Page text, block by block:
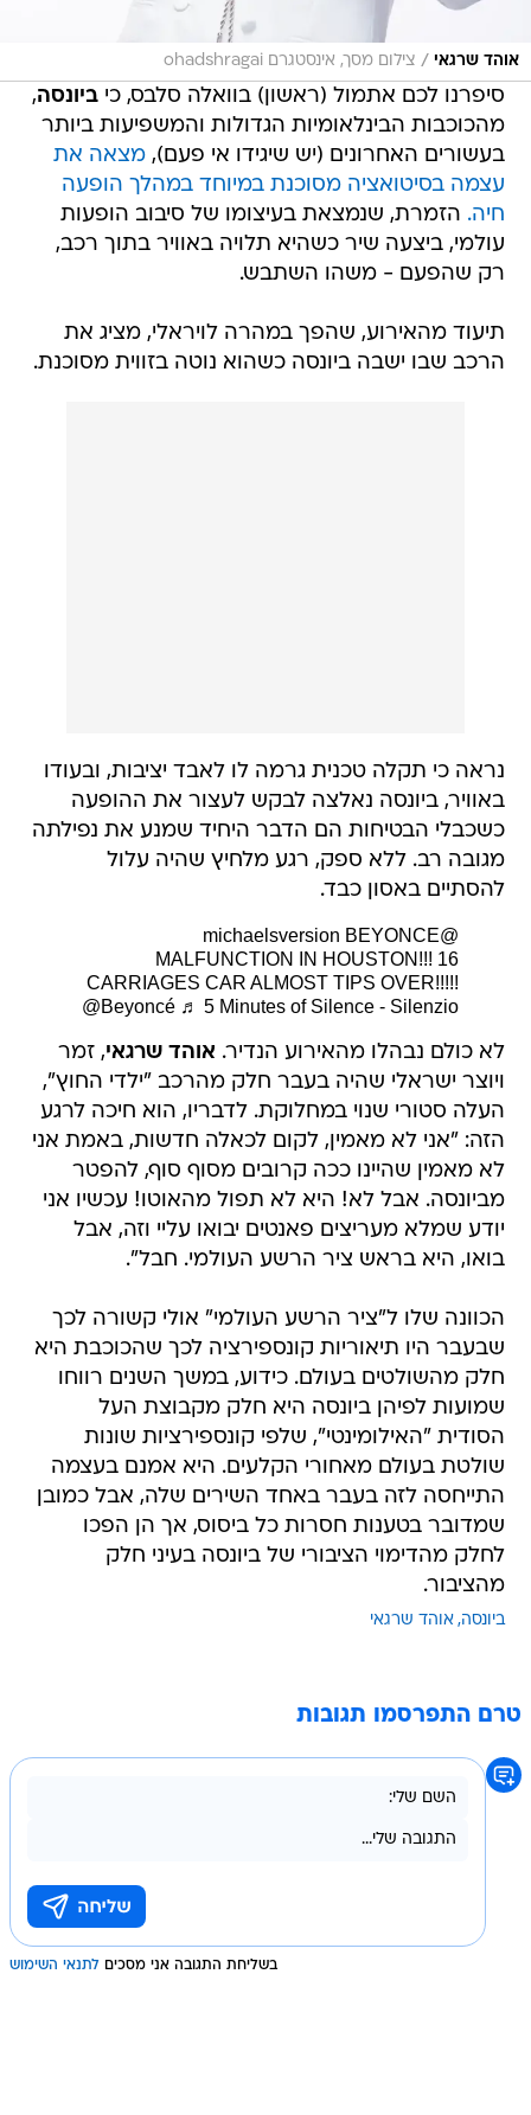
אוהד שרגאי / צילום מסך, אינסטגרם ohadshragai
סיפרנו לכם אתמול (ראשון) בוואלה סלבס, כיביונסה,
מהכוכבות הבינלאומיות הגדולות והמשפיעות ביותר
בעשורים האחרונים (יש שיגידו אי פעם),מצאה את
עצמה בסיטואציה מסוכנת במיוחד במהלך הופעה
חיה. הזמרת, שנמצאת בעיצומו של סיבוב הופעות
עולמי, ביצעה שיר כשהיא תלויה באוויר בתוך רכב,
רק שהפעם - משהו השתבש.
תיעוד מהאירוע, שהפך במהרה לויראלי, מציג את
הרכב שבו ישבה ביונסה כשהוא נוטה בזווית מסוכנת.
נראה כי תקלה טכנית גרמה לו לאבד יציבות, ובעודו
באוויר, ביונסה נאלצה לבקש לעצור את ההופעה
כשכבלי הבטיחות הם הדבר היחיד שמנע את נפילתה
מגובה רב. ללא ספק, רגע מלחיץ שהיה עלול
להסתיים באסון כבד.
@michaelsversion
BEYONCE
MALFUNCTION IN HOUSTON!!! 16
CARRIAGES CAR ALMOST TIPS OVER!!!!!
@Beyoncé ♬ 5 Minutes of Silence - Silenzio
לא כולם נבהלו מהאירוע הנדיר. אוהד שרגאי, זמר
ויוצר ישראלי שהיה בעבר חלק מהרכב "ילדי החוץ",
העלה סטורי שנוי במחלוקת. לדבריו, הוא חיכה לרגע
הזה: "אני לא מאמין, לקום לכאלה חדשות, באמת אני
לא מאמין שהיינו ככה קרובים מסוף סוף, להפטר
מביונסה. אבל לא! היא לא תפול מהאוטו! עכשיו אני
יודע שמלא מעריצים פאנטים יבואו עליי וזה, אבל
בואו, היא בראש ציר הרשע העולמי. חבל".
הכוונה שלו ל"ציר הרשע העולמי" אולי קשורה לכך
שבעבר היו תיאוריות קונספירציה לכך שהכוכבת היא
חלק מהשולטים בעולם. כידוע, במשך השנים רווחו
שמועות לפיהן ביונסה היא חלק מקבוצת העל
הסודית "האילומינטי", שלפי קונספירציות שונות
שולטת בעולם מאחורי הקלעים. היא אמנם בעצמה
התייחסה לזה בעבר באחד השירים שלה, אבל כמובן
שמדובר בטענות חסרות כל ביסוס, אך הן הפכו
לחלק מהדימוי הציבורי של ביונסה בעיני חלק
מהציבור.
ביונסה אוהד שרגאי
טרם התפרסמו תגובות
בשליחת התגובה אני מסכים לתנאי השימוש